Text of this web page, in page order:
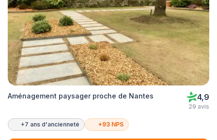
Aménagement paysager proche de Nantes 4,9
29 avis
+7 ans d'ancienneté +93 NPS